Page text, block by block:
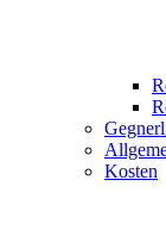
Kosten